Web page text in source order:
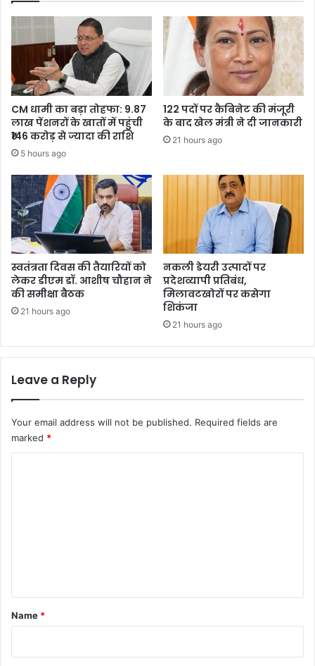
CM धामी का बड़ा तोहफा: 9.87
लाख पेंशनरों के खातों में पहुंची
₹146 करोड़ से ज्यादा की राशि
5 hours ago
122 पदों पर कैबिनेट की मंजूरी
के बाद खेल मंत्री ने दी जानकारी
21 hours ago
स्वतंत्रता दिवस की तैयारियों को
लेकर डीएम डॉ. आशीष चौहान ने
की समीक्षा बैठक
21 hours ago
नकली डेयरी उत्पादों पर
प्रदेशव्यापी प्रतिबंध,
मिलावटखोरों पर कसेगा
शिकंजा
21 hours ago
Leave a Reply
Your email address will not be published. Required fields are
marked *
*
Name *